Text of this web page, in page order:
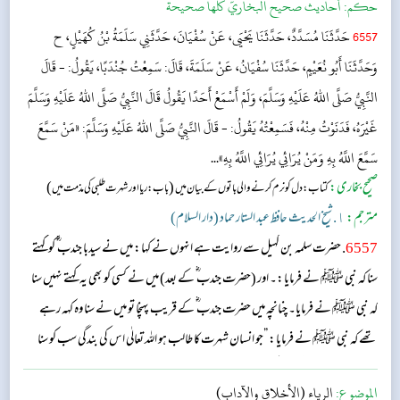
حکم:أحاديث صحيح البخاريّ كلّها صحيحة
6557حَدَّثَنَا مُسَدَّدٌ، حَدَّثَنَا يَحْيَى، عَنْ سُفْيَانَ، حَدَّثَنِي سَلَمَةُ بْنُ كُهَيْلٍ، ح
وَحَدَّثَنَا أَبُو نُعَيْمٍ، حَدَّثَنَا سُفْيَانُ، عَنْ سَلَمَةَ، قَالَ: سَمِعْتُ جُنْدَبًا، يَقُولُ: - قَالَ
النَّبِيُّ صَلَّى اللهُ عَلَيْهِ وَسَلَّمَ، وَلَمْ أَسْمَعْ أَحَدًا يَقُولُ قَالَ النَّبِيُّ صَلَّى اللهُ عَلَيْهِ وَسَلَّمَ
غَيْرَهُ، فَدَنَوْتُ مِنْهُ، فَسَمِعْتُهُ يَقُولُ: - قَالَ النَّبِيُّ صَلَّى اللهُ عَلَيْهِ وَسَلَّمَ: «مَنْ سَمَّعَ
سَمَّعَ اللَّهُ بِهِ وَمَنْ يُرَائِي يُرَائِي اللَّهُ بِهِ»...
صحیح بخاری:کتاب: دل کو نرم کرنے والی باتوں کے بیان میں(باب: ریا اور شہرت طلبی کی مذمت میں)
مترجم: ١. شیخ الحدیث حافظ عبد الستار حماد (دار السلام)
6557. حضرت سلمہ بن کہیل سے روایت ہے انہوں نے کہا: میں نے سیدبا جندب ؓ کو کہتے
سنا کہ نبی ﷺ نے فرمایا:۔ اور (حضرت جندب ؓ کے بعد) میں نے کسی کو بھی یہ کہتے نہیں سنا
کہ نبی ﷺ نے فرمایا۔ چنانچہ میں حضرت جندب ؓ کے قریب پہنچا تو میں نے سنا وہ کہہ رہے
تھے کہ نبی ﷺ نے فرمایا: ”جو انسان شہرت کا طالب ہو اللہ تعالٰی اس کی بندگی سب کو سنا
دے گا، اسی طرح جو کوئی لوگوں کو دکھانے کے لیے نیک کام کرے گا اللہ تعالٰی (قیامت کے
الموضوع:الرياء (الأخلاق والآداب)